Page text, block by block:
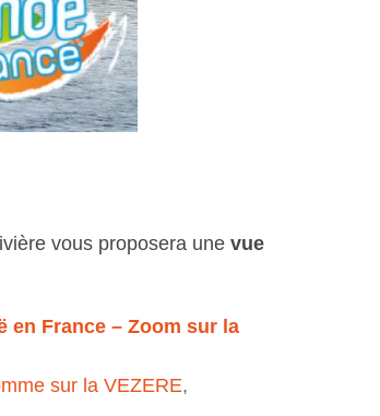
vous proposera une vue
en France – Zoom sur la
sur la VEZERE,